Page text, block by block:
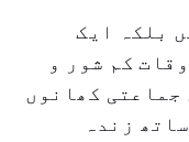
بلکہ ایک
کم شور و
جماعتی کھانوں
زندہ